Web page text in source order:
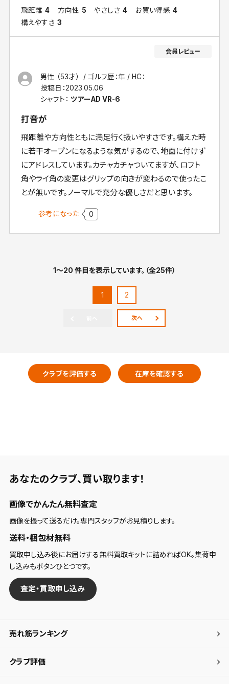
飛距離 4 方向性 5 やさしさ 4 お買い得感 4
構えやすさ 3
男性 （53才） ゴルフ歴：年
HC：
投稿日：2023.05.06
シャフト： ツアーAD VR-6
打音が
飛距離や方向性ともに満足行く扱いやすさです。構えた時
に若干オープンになるような気がするので、地面に付けず
にアドレスしています。カチャカチャついてますが、ロフト
角やライ角の変更はグリップの向きが変わるので使ったこ
とが無いです。ノーマルで充分な優しさだと思います。
参考になった 0
1～20 件目を表示しています。（全25件）
1 2
次へ
クラブを評価する 在庫を確認する
あなたのクラブ、 買い取ります！
画像でかんたん無料査定
画像を撮って送るだけ。専門スタッフがお見積りします。
送料・梱包材無料
買取申し込み後にお届けする無料買取キットに詰めればOK。集荷申
し込みもボタンひとつです。
査定・買取申し込み
売れ筋ランキング
クラブ評価